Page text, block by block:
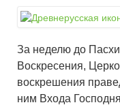
За неделю до
Воскресения,
воскрешения
ним Входа